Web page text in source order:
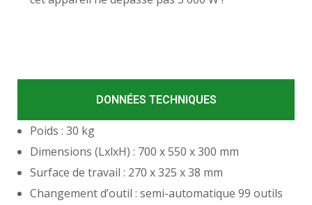
DONNÉES TECHNIQUES
Poids : 30 kg
Dimensions (LxlxH) : 700 x 550 x 300 mm
Surface de travail : 270 x 325 x 38 mm
Changement d’outil : semi-automatique 99 outils